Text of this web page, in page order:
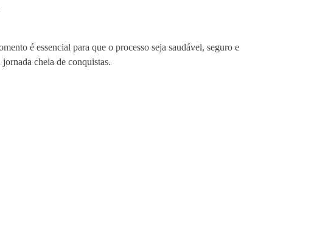
é essencial para que o processo seja saudável, seguro e
cheia de conquistas.